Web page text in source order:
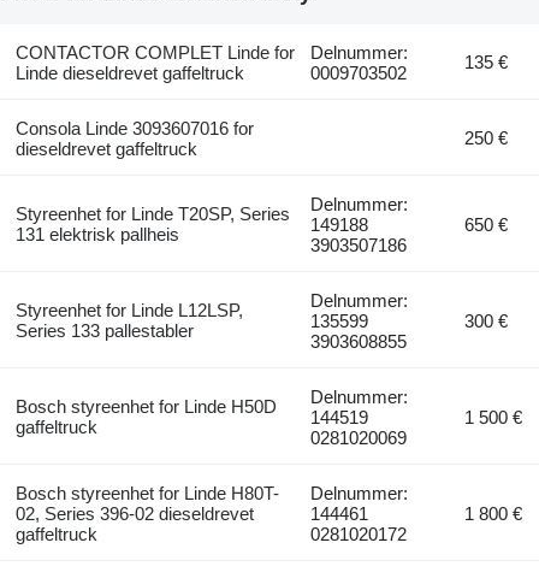
CONTACTOR COMPLET Linde for
Linde dieseldrevet gaffeltruck
Delnummer:
0009703502
135 €
Consola Linde 3093607016 for
dieseldrevet gaffeltruck
250 €
Styreenhet for Linde T20SP, Series
131 elektrisk pallheis
Delnummer:
149188
3903507186
650 €
Styreenhet for Linde L12LSP,
Series 133 pallestabler
Delnummer:
135599
3903608855
300 €
Bosch styreenhet for Linde H50D
gaffeltruck
Delnummer:
144519
0281020069
1 500 €
Bosch styreenhet for Linde H80T-
02, Series 396-02 dieseldrevet
gaffeltruck
Delnummer:
144461
0281020172
1 800 €